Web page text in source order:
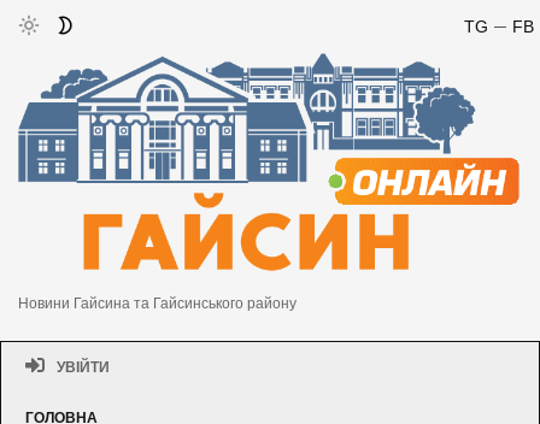
FB
TG
Новини Гайсина та Гайсинського району
УВІЙТИ
ГОЛОВНА